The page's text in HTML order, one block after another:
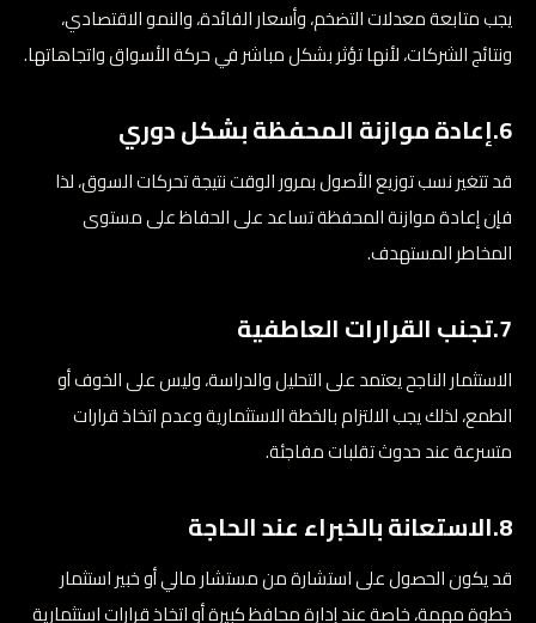
يجب متابعة معدلات التضخم، وأسعار الفائدة، والنمو الاقتصادي،
ونتائج الشركات، لأنها تؤثر بشكل مباشر في حركة الأسواق واتجاهاتها.
6.إعادة موازنة المحفظة بشكل دوري
قد تتغير نسب توزيع الأصول بمرور الوقت نتيجة تحركات السوق، لذا
فإن إعادة موازنة المحفظة تساعد على الحفاظ على مستوى
المخاطر المستهدف.
7.تجنب القرارات العاطفية
الاستثمار الناجح يعتمد على التحليل والدراسة، وليس على الخوف أو
الطمع، لذلك يجب الالتزام بالخطة الاستثمارية وعدم اتخاذ قرارات
متسرعة عند حدوث تقلبات مفاجئة.
8.الاستعانة بالخبراء عند الحاجة
قد يكون الحصول على استشارة من مستشار مالي أو خبير استثمار
خطوة مهمة، خاصة عند إدارة محافظ كبيرة أو اتخاذ قرارات استثمارية